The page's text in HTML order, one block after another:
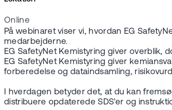
Online
På webinaret viser vi, hvordan EG
medarbejderne.
EG SafetyNet Kemistyring giver
EG SafetyNet Kemistyring giver
forberedelse og dataindsamling,
I hverdagen betyder det, at du kan
distribuere opdaterede SDS'er og